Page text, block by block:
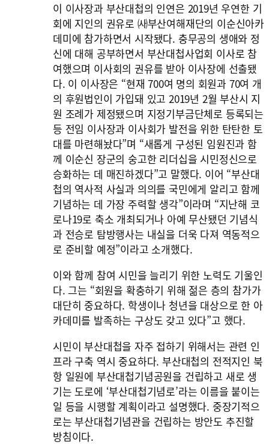
이 이사장과 부산대첩의 인연은 2019년 우연한 기
회에 지인의 권유로 ㈔부산여해재단의 이순신아카
데미에 참가하면서 시작됐다. 충무공의 생애와 정
신에 대해 공부하면서 부산대첩사업회 이사로 참
여했으며 이사회의 권유를 받아 이사장에 선출됐
다. 이 이사장은 “현재 700여 명의 회원과 70여 개
의 후원법인이 가입돼 있고 2019년 2월 부산시 지
원 조례가 제정됐으며 지정기부금단체로 등록되는
등 전임 이사장과 이사회가 발전을 위한 탄탄한 토
대를 마련해놨다”며 “새롭게 구성된 임원진과 함
께 이순신 장군의 숭고한 리더십을 시민정신으로
승화하는 데 매진하겠다”고 말했다. 이어 “부산대
첩의 역사적 사실과 의의를 국민에게 알리고 함께
기념하는 데 가장 주력할 생각”이라며 “지난해 코
로나19로 축소 개최되거나 아예 무산됐던 기념식
과 전승로 탐방행사는 내실을 더욱 다져 역동적으
로 준비할 예정”이라고 소개했다.
이와 함께 참여 시민을 늘리기 위한 노력도 기울인
다. 그는 “회원을 확충하기 위해 젊은 층의 참가가
대단히 중요하다. 학생이나 청년을 대상으로 한 아
카데미를 발족하는 구상도 갖고 있다”고 했다.
시민이 부산대첩을 자주 접하기 위해서는 관련 인
프라 구축 역시 중요하다. 부산대첩의 전적지인 북
항 일원에 부산대첩기념공원을 건립하고 새로 생
기는 도로에 ‘부산대첩기념로’라는 이름을 붙이는
일 등을 시행할 계획이라고 설명했다. 중장기적으
로는 부산대첩기념관을 건립하는 방안도 추진할
방침이다.